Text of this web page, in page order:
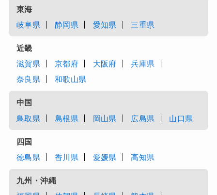
東海
岐阜県
静岡県 愛知県 三重県
近畿
滋賀県
京都府 大阪府
兵庫県
奈良県
和歌山県
中国
鳥取県
島根県 岡山県 広島県 山口県
四国
徳島県
香川県 愛媛県 高知県
九州・沖縄